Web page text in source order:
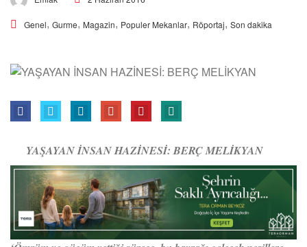
Genel, Gurme, Magazin, Populer Mekanlar, Röportaj, Son dakika
YAŞAYAN İNSAN HAZİNESİ: BERÇ MELİKYAN